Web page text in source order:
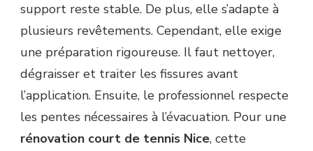
support reste stable. De plus, elle s’adapte à
plusieurs revêtements. Cependant, elle exige
une préparation rigoureuse. Il faut nettoyer,
dégraisser et traiter les fissures avant
l’application. Ensuite, le professionnel respecte
les pentes nécessaires à l’évacuation. Pour une
rénovation court de tennis Nice, cette